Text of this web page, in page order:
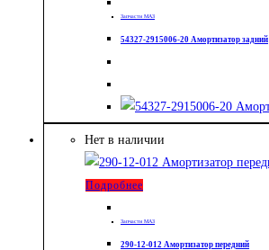
Запчасти МАЗ
54327-2915006-20 Амортизатор задний
Нет в наличии
Подробнее
Запчасти МАЗ
290-12-012 Амортизатор передний